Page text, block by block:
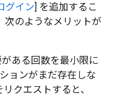
グイン] を追加するこ
次のようなメリットが
ある回数を最小限に
ョンがまだ存在しな
クエストすると、